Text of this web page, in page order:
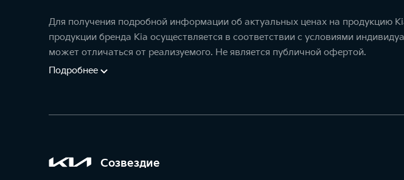
Для получения подробной информации об актуальных ценах на продукцию
продукции бренда Kia осуществляется в соответствии с условиями
может отличаться от реализуемого. Не является публичной офертой.
Подробнее
Созвездие